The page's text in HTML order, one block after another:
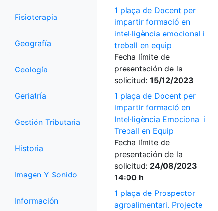
Fisioterapia
Geografía
Geología
Geriatría
Gestión Tributaria
Historia
Imagen Y Sonido
Información
1 plaça de Docent per
impartir formació en
intel·ligència emocional i
treball en equip
Fecha límite de
presentación de la
solicitud: 15/12/2023
1 plaça de Docent per
impartir formació en
Intel·ligència Emocional i
Treball en Equip
Fecha límite de
presentación de la
solicitud: 24/08/2023
14:00 h
1 plaça de Prospector
agroalimentari. Projecte